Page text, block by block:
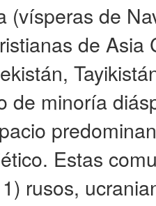
(vísperas de
de Asia
de minoría
Estas
rusos,